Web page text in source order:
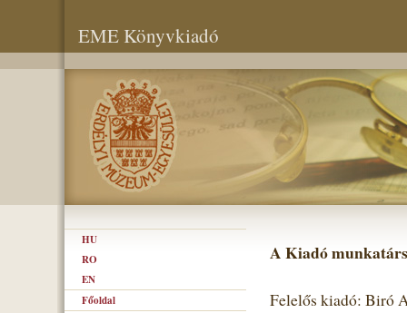
EME Könyvkiadó
HU
RO
EN
Főoldal
A Kiadó
Felelős kiadó: Biró